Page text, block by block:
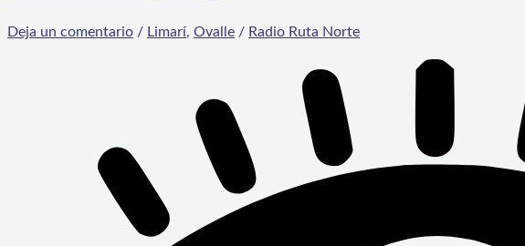
Deja un comentario / Limarí, Ovalle / Radio Ruta Norte